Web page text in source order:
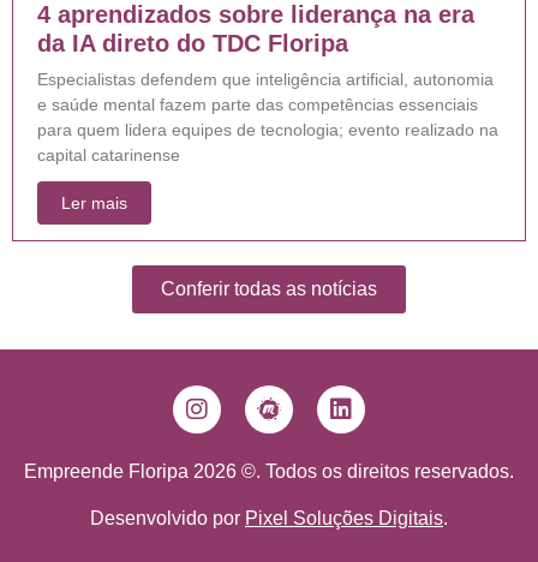
4 aprendizados sobre liderança na era
da IA direto do TDC Floripa
Especialistas defendem que inteligência artificial, autonomia
e saúde mental fazem parte das competências essenciais
para quem lidera equipes de tecnologia; evento realizado na
capital catarinense
Ler mais
Conferir todas as notícias
Empreende Floripa 2026 ©. Todos os direitos reservados.
Desenvolvido por Pixel Soluções Digitais.